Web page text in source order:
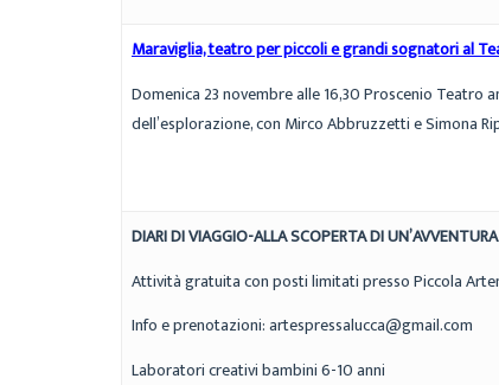
Maraviglia, teatro per piccoli e grandi sognatori al
Domenica 23 novembre alle 16,30 Proscenio Teatro
dell’esplorazione, con Mirco Abbruzzetti e Simona
DIARI DI VIAGGIO-ALLA SCOPERTA DI
Attività gratuita con posti limitati presso Piccola
Info e prenotazioni: artespressalucca@gmail.com
Laboratori creativi bambini 6-10 anni